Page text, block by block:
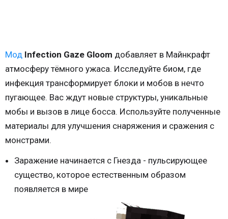
Мод Infection Gaze Gloom добавляет в Майнкрафт
атмосферу тёмного ужаса. Исследуйте биом, где
инфекция трансформирует блоки и мобов в нечто
пугающее. Вас ждут новые структуры, уникальные
мобы и вызов в лице босса. Используйте полученные
материалы для улучшения снаряжения и сражения с
монстрами.
Заражение начинается с Гнезда - пульсирующее
существо, которое естественным образом
появляется в мире